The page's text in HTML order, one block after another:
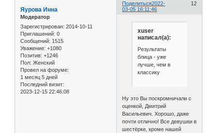
Поделиться 12
2022-
03-05 16:11:46
Яурова Инна
Модератор
Зарегистрирован: 2014-10-11
Приглашений: 0
Сообщений: 1515
Уважение: +1080
Позитив: +1246
Пол: Женский
Провел на форуме:
1 месяц 5 дней
Последний визит:
2023-12-15 22:46:08
xuser
написал(а):
Результаты
блица - уже
лучше, чем в
классику
Ну это Вы поскромничали с
оценкой, Дмитрий
Васильевич. Хорошо, даже
почти отлично! Все девушки в
шестёрке, кроме нашей